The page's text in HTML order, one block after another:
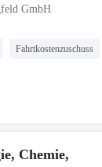
GmbH
Fahrtkostenzuschuss
Chemie,